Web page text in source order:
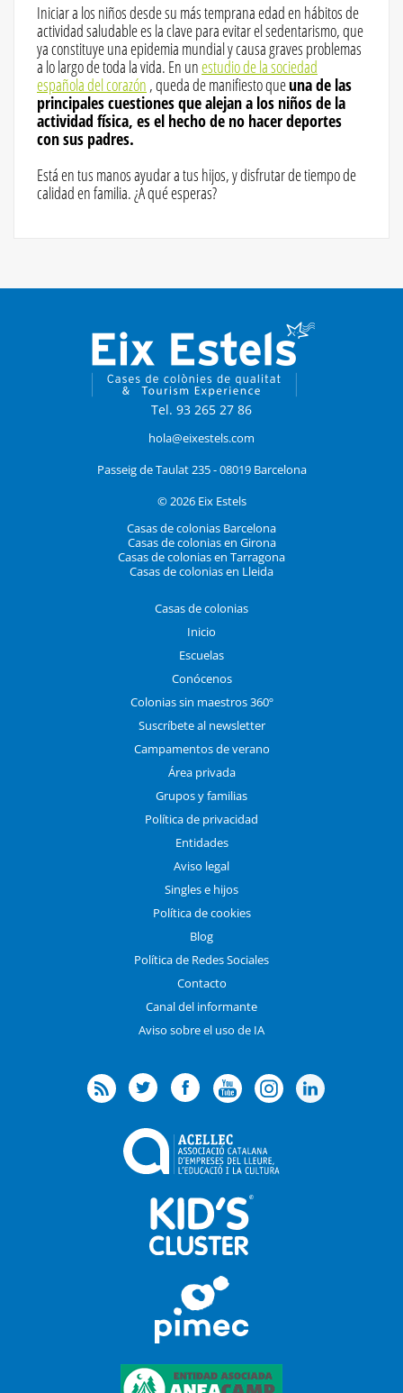
Iniciar a los niños desde su más temprana edad en hábitos de
actividad saludable es la clave para evitar el sedentarismo, que
ya constituye una epidemia mundial y causa graves problemas
a lo largo de toda la vida. En unestudio de la sociedad
española del corazón , queda de manifiesto queuna de las
principales cuestiones que alejan a los niños de la
actividad física, es el hecho de no hacer deportes
con sus padres.
Está en tus manos ayudar a tus hijos, y disfrutar de tiempo de
calidad en familia. ¿A qué esperas?
Tel. 93 265 27 86
hola@eixestels.com
Passeig de Taulat 235 - 08019 Barcelona
© 2026 Eix Estels
Casas de colonias Barcelona
Casas de colonias en Girona
Casas de colonias en Tarragona
Casas de colonias en Lleida
Casas de colonias
Inicio
Escuelas
Conócenos
Colonias sin maestros 360º
Suscríbete al newsletter
Campamentos de verano
Área privada
Grupos y familias
Política de privacidad
Entidades
Aviso legal
Singles e hijos
Política de cookies
Blog
Política de Redes Sociales
Contacto
Canal del informante
Aviso sobre el uso de IA